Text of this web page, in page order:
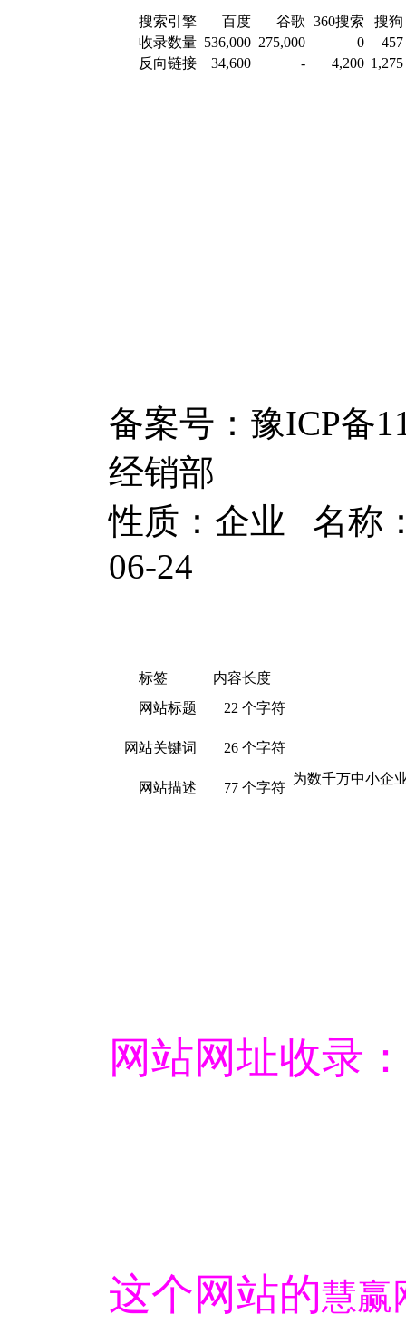
搜索引擎 百度 谷歌 360搜索
搜狗
收录数量 536,000 275,000 0
457
反向链接
34,600 - 4,200 1,275
备案号：豫ICP备
经销部
性质：企业 名称
06-24
标签
内容长度
网站标题
22 个字符
网站关键词 26 个字符
网站描述 77 个字符
为数千万中小企
网站网址收录：
这个网站的慧赢